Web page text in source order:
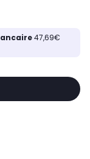
47,69€